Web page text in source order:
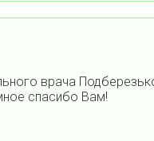
врача
спасибо Вам!